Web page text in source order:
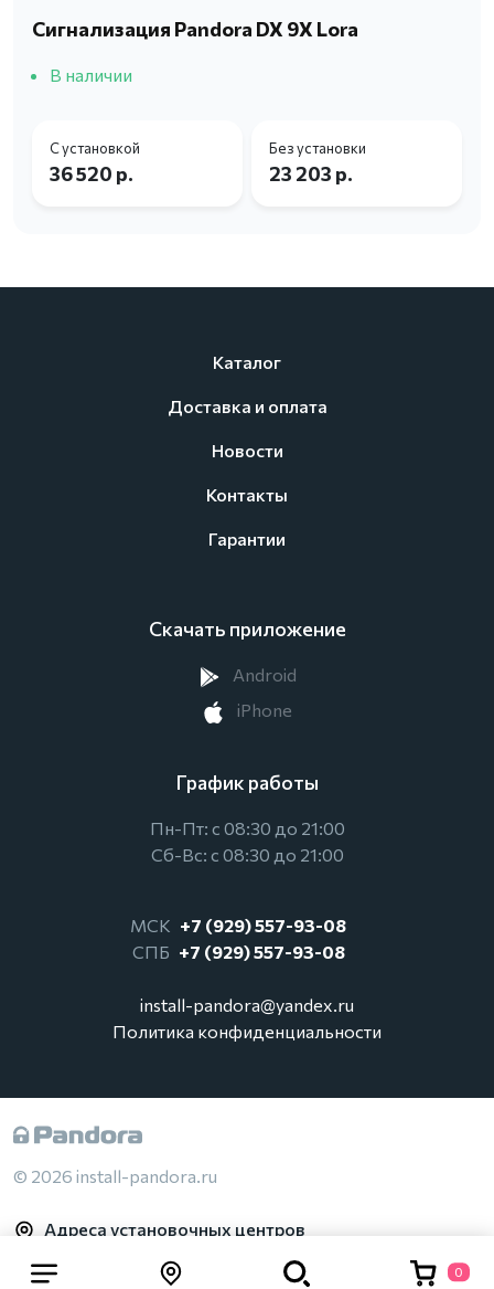
Сигнализация Pandora DX 9X Lora
В наличии
С установкой
36 520 р.
Без установки
23 203 р.
Каталог
Доставка и оплата
Новости
Контакты
Гарантии
Скачать приложение
Android
iPhone
График работы
Пн-Пт: с 08:30 до 21:00
Сб-Вс: с 08:30 до 21:00
МСК +7 (929) 557-93-08
СПБ +7 (929) 557-93-08
install-pandora@yandex.ru
Политика конфиденциальности
© 2026 install-pandora.ru
Адреса установочных центров
0